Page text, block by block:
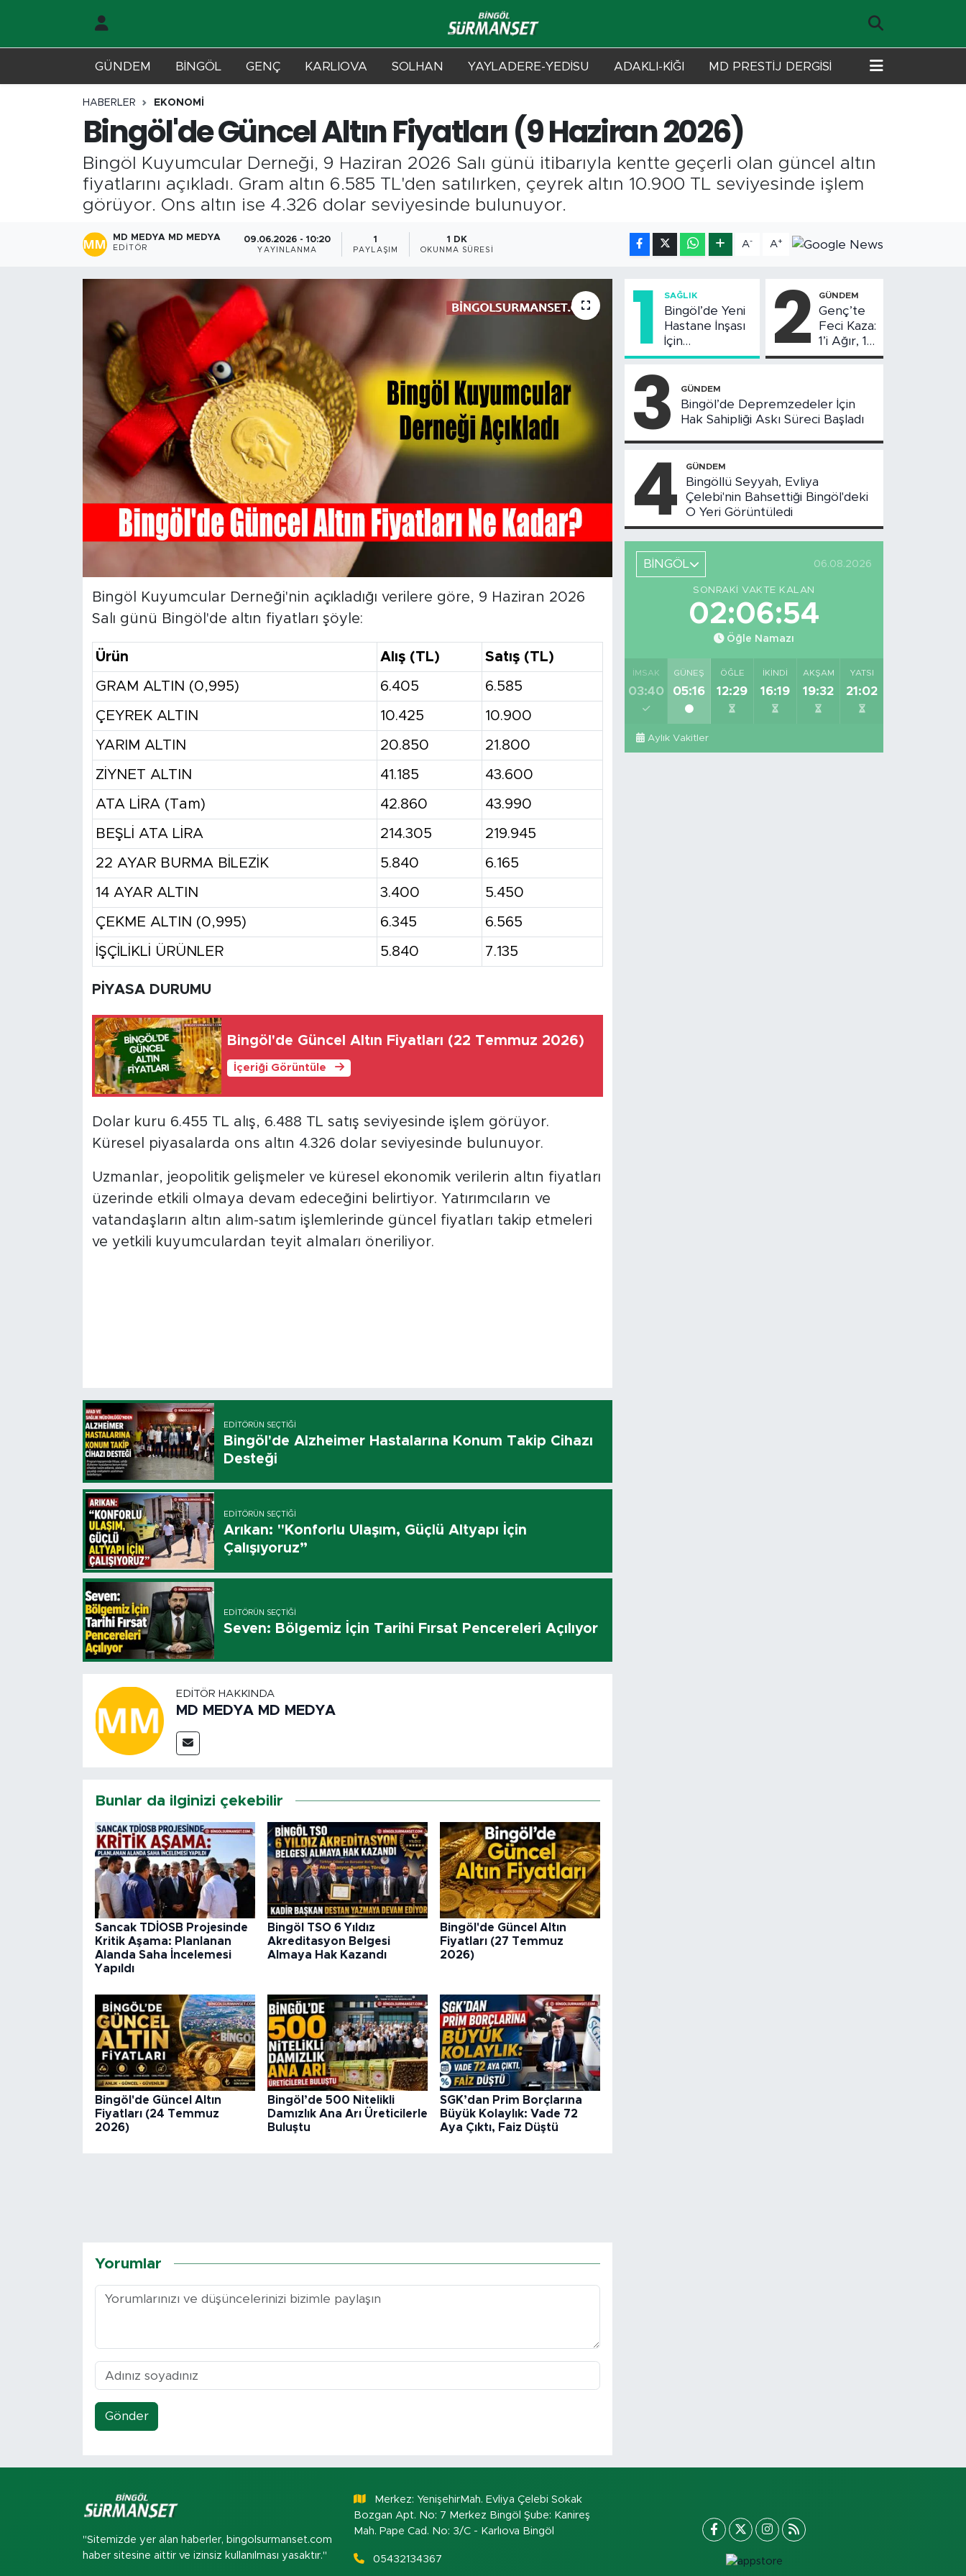
GÜNDEM BİNGÖL GENÇ KARLIOVA SOLHAN YAYLADERE-YEDİSU ADAKLI-KİĞI MD PRESTİJ DERGİSİ
HABERLER EKONOMİ
Bingöl'de Güncel Altın Fiyatları (9 Haziran 2026)
Bingöl Kuyumcular Derneği, 9 Haziran 2026 Salı günü itibarıyla kentte geçerli olan güncel altın
fiyatlarını açıkladı. Gram altın 6.585 TL'den satılırken, çeyrek altın 10.900 TL seviyesinde işlem
görüyor. Ons altın ise 4.326 dolar seviyesinde bulunuyor.
MD MEDYA MD MEDYA
EDITÖR
09.06.2026 - 10:20
YAYINLANMA
1
PAYLAŞIM
1 DK
OKUNMA SÜRESI
A- A+
Bingöl Kuyumcular Derneği'nin açıkladığı verilere göre, 9 Haziran 2026
Salı günü Bingöl'de altın fiyatları şöyle:
Ürün Alış (TL) Satış (TL)
GRAM ALTIN (0,995) 6.405 6.585
ÇEYREK ALTIN 10.425 10.900
YARIM ALTIN 20.850 21.800
ZİYNET ALTIN 41.185 43.600
ATA LİRA (Tam) 42.860 43.990
BEŞLİ ATA LİRA 214.305 219.945
22 AYAR BURMA BİLEZİK 5.840 6.165
14 AYAR ALTIN 3.400 5.450
ÇEKME ALTIN (0,995) 6.345 6.565
İŞÇİLİKLİ ÜRÜNLER 5.840 7.135
PİYASA DURUMU
Bingöl'de Güncel Altın Fiyatları (22 Temmuz 2026)
İçeriği Görüntüle
Dolar kuru 6.455 TL alış, 6.488 TL satış seviyesinde işlem görüyor.
Küresel piyasalarda ons altın 4.326 dolar seviyesinde bulunuyor.
Uzmanlar, jeopolitik gelişmeler ve küresel ekonomik verilerin altın fiyatları
üzerinde etkili olmaya devam edeceğini belirtiyor. Yatırımcıların ve
vatandaşların altın alım-satım işlemlerinde güncel fiyatları takip etmeleri
ve yetkili kuyumculardan teyit almaları öneriliyor.
EDITÖRÜN SEÇTIĞI
Bingöl'de Alzheimer Hastalarına Konum Takip Cihazı
Desteği
EDITÖRÜN SEÇTIĞI
Arıkan: "Konforlu Ulaşım, Güçlü Altyapı İçin
Çalışıyoruz”
EDITÖRÜN SEÇTIĞI
Seven: Bölgemiz İçin Tarihi Fırsat Pencereleri Açılıyor
EDITÖR HAKKINDA
MD MEDYA MD MEDYA
Bunlar da ilginizi çekebilir
Sancak TDİOSB Projesinde
Kritik Aşama: Planlanan
Alanda Saha İncelemesi
Yapıldı
Bingöl TSO 6 Yıldız
Akreditasyon Belgesi
Almaya Hak Kazandı
Bingöl'de Güncel Altın
Fiyatları (27 Temmuz
2026)
Bingöl'de Güncel Altın
Fiyatları (24 Temmuz
2026)
Bingöl’de 500 Nitelikli
Damızlık Ana Arı Üreticilerle
Buluştu
SGK’dan Prim Borçlarına
Büyük Kolaylık: Vade 72
Aya Çıktı, Faiz Düştü
Yorumlar
Gönder
1 SAĞLIK
Bingöl’de Yeni
Hastane İnşası
İçin
Değerlendirme
Yapıldı
2 GÜNDEM
Genç’te
Feci Kaza:
1’i Ağır, 10
Yaralı
3 GÜNDEM
Bingöl’de Depremzedeler İçin
Hak Sahipliği Askı Süreci Başladı
4 GÜNDEM
Bingöllü Seyyah, Evliya
Çelebi'nin Bahsettiği Bingöl'deki
O Yeri Görüntüledi
BİNGÖL 06.08.2026
SONRAKI VAKTE KALAN
02:06:53
Öğle Namazı
İMSAK
03:40
GÜNEŞ
05:16
ÖĞLE
12:29
İKINDI
16:19
AKŞAM
19:32
YATSI
21:02
Aylık Vakitler
"Sitemizde yer alan haberler, bingolsurmanset.com
haber sitesine aittir ve izinsiz kullanılması yasaktır."
Merkez: YenişehirMah. Evliya Çelebi Sokak
Bozgan Apt. No: 7 Merkez Bingöl Şube: Kanireş
Mah. Pape Cad. No: 3/C - Karlıova Bingöl
05432134367
Karlıova
Adaklı-Kiğı
Yayladere-Yedisu
Bingöl Kaza Haberleri
Merkez Trafik Yoğunluk Haritası
Süper Lig Puan Durumu ve Fikstür
Tüm Manşetler
Son Dakika Haberleri